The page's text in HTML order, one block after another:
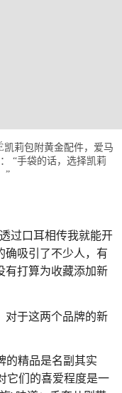
凯莉包附黄金配件，爱马
“手袋的话，选择凯莉
”
过口耳相传我就能开
确吸引了不少人，有
有打算为收藏添加新
对于这两个品牌的新
的精品是名副其实
它们的喜爱程度是一